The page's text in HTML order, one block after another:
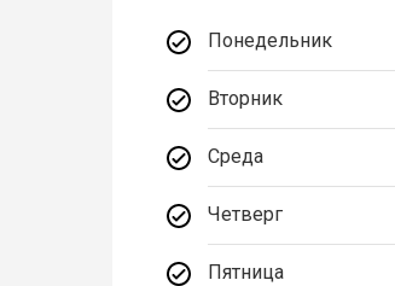
Понедельник
Вторник
Среда
Четверг
Пятница